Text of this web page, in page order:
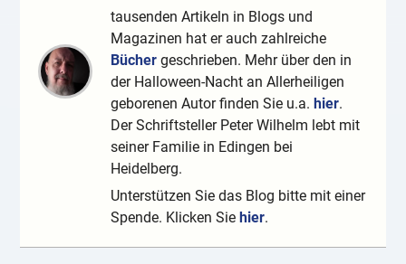
tausenden Artikeln in Blogs und
Magazinen hat er auch zahlreiche
Bücher geschrieben. Mehr über den in
der Halloween-Nacht an Allerheiligen
geborenen Autor finden Sie u.a. hier.
Der Schriftsteller Peter Wilhelm lebt mit
seiner Familie in Edingen bei
Heidelberg.
Unterstützen Sie das Blog bitte mit einer
Spende. Klicken Sie hier.